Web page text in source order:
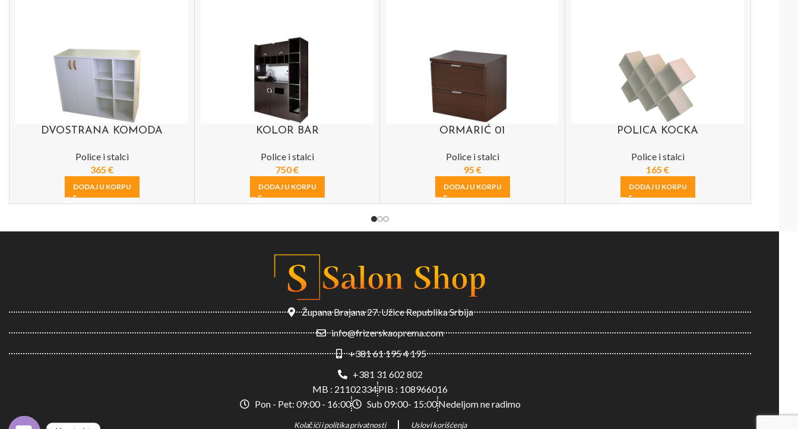
DVOSTRANA KOMODA
Police i stalci
365 €
DODAJ U KORPU
KOLOR BAR
Police i stalci
750€
DODAJ U KORPU
ORMARIĆ 01
Police i stalci
95 €
DODAJ U KORPU
POLICA KOCKA
Police i stalci
165 €
DODAJ U KORPU
Župana Brajana 27. Užice Republika Srbija
info@frizerskaoprema.com
+381 61 195 4 195
+381 31 602 802
MB : 21102334PIB : 108966016
Pon - Pet: 09:00 - 16:00
Sub 09:00- 15:00Nedeljom ne radimo
Kolačići i politika privatnosti Uslovi korišćenja